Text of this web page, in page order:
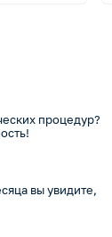
процедур?
вы увидите,